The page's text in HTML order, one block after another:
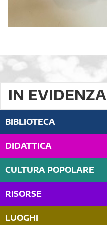
IN EVIDENZA
BIBLIOTECA
DIDATTICA
CULTURA POPOLARE
RISORSE
LUOGHI